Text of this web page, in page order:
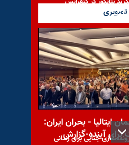
ثلاث از دراویش گنابادی
شد
جنایی برای زندانی
تصویری
ایتالیا - بحران ایران:
برای آینده-گزارش